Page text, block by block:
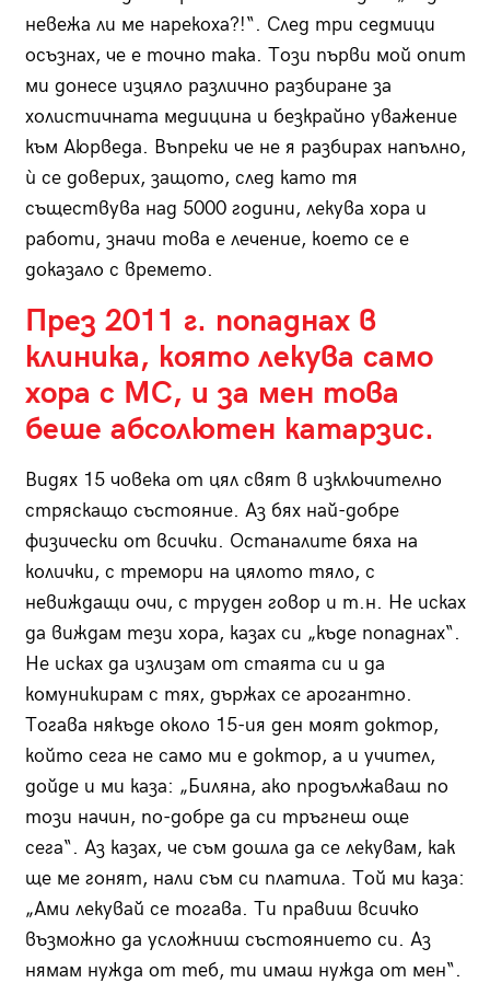
невежа ли ме нарекоха?!“. След три седмици
осъзнах, че е точно така. Този първи мой опит
ми донесе изцяло различно разбиране за
холистичната медицина и безкрайно уважение
към Аюрведа. Въпреки че не я разбирах напълно,
ѝ се доверих, защото, след като тя
съществува над 5000 години, лекува хора и
работи, значи това е лечение, което се е
доказало с времето.
През 2011 г. попаднах в
клиника, която лекува само
хора с МС, и за мен това
беше абсолютен катарзис.
Видях 15 човека от цял свят в изключително
стряскащо състояние. Аз бях най-добре
физически от всички. Останалите бяха на
колички, с тремори на цялото тяло, с
невиждащи очи, с труден говор и т.н. Не исках
да виждам тези хора, казах си „къде попаднах“.
Не исках да излизам от стаята си и да
комуникирам с тях, държах се арогантно.
Тогава някъде около 15-ия ден моят доктор,
който сега не само ми е доктор, а и учител,
дойде и ми каза: „Биляна, ако продължаваш по
този начин, по-добре да си тръгнеш още
сега“. Аз казах, че съм дошла да се лекувам, как
ще ме гонят, нали съм си платила. Той ми каза:
„Ами лекувай се тогава. Ти правиш всичко
възможно да усложниш състоянието си. Аз
нямам нужда от теб, ти имаш нужда от мен“.